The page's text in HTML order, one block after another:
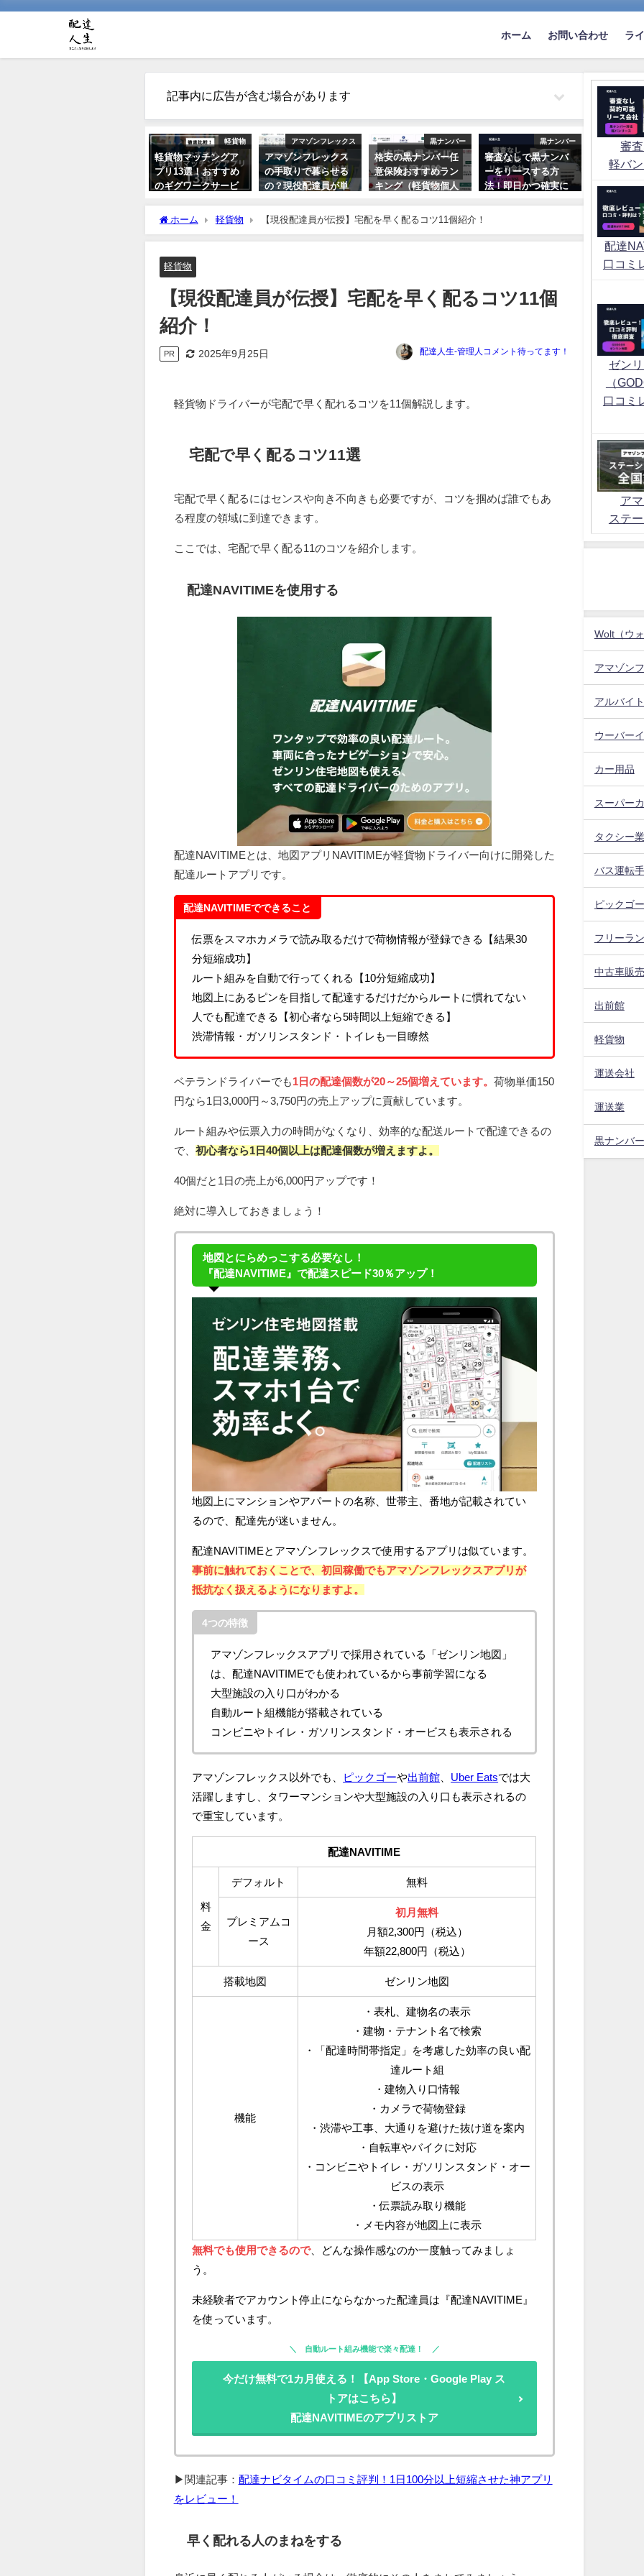
ホーム お問い合わせ ラ
記事内に広告が含む場合があります
軽貨物
軽貨物マッチングア
プリ13選！おすすめ
のギグワークサービ
2021年7月24日
アマゾンフレックス
アマゾンフレックス
の手取りで暮らせる
の？現役配達員が単
レーション解説
2021年10月22日
黒ナンバー
格安の黒ナンバー任
意保険おすすめラン
キング（軽貨物個人
2022年10月2日
黒ナンバー
審査なしで黒ナンバ
ーをリースする方
法！即日かつ確実に
2021年5月26日
ホーム 軽貨物 【現役配達員が伝授】宅配を早く配るコツ11個紹介！
軽貨物
【現役配達員が伝授】宅配を早く配るコツ11個
紹介！
PR 2025年9月25日 配達人生-管理人コメント待ってます！
軽貨物ドライバーが宅配で早く配れるコツを11個解説します。
宅配で早く配るコツ11選
宅配で早く配るにはセンスや向き不向きも必要ですが、コツを掴めば誰でもあ
る程度の領域に到達できます。
ここでは、宅配で早く配る11のコツを紹介します。
配達NAVITIMEを使用する
配達NAVITIMEとは、地図アプリNAVITIMEが軽貨物ドライバー向けに開発した
配達ルートアプリです。
配達NAVITIMEでできること
伝票をスマホカメラで読み取るだけで荷物情報が登録できる【結果30
分短縮成功】
ルート組みを自動で行ってくれる【10分短縮成功】
地図上にあるピンを目指して配達するだけだからルートに慣れてない
人でも配達できる【初心者なら5時間以上短縮できる】
渋滞情報・ガソリンスタンド・トイレも一目瞭然
ベテランドライバーでも 1日の配達個数が20～25個増えています。 荷物単価150
円なら1日3,000円～3,750円の売上アップに貢献しています。
ルート組みや伝票入力の時間がなくなり、効率的な配送ルートで配達できるの
で、 初心者なら1日40個以上は配達個数が増え ますよ。
40個だと1日の売上が6,000円アップです！
絶対に導入しておきましょう！
地図とにらめっこする必要なし！
『配達NAVITIME』で配達スピード30％アップ！
地図上にマンションやアパートの名称、世帯主、番地が記載されてい
るので、配達先が迷いません。
配達NAVITIMEとアマゾンフレックスで使用するアプリは似ています。
事前に触れておくことで、初回稼働でもアマゾンフレックスアプリが
抵抗なく扱えるようになりますよ。
4つの特徴
アマゾンフレックスアプリで採用されている「ゼンリン地図」
は、配達NAVITIMEでも使われているから事前学習になる
大型施設の入り口がわかる
自動ルート組機能が搭載されている
コンビニやトイレ・ガソリンスタンド・オービスも表示される
アマゾンフレックス以外でも、 ピックゴーや出前館 Uber Eatsでは大
活躍しますし、タワーマンションや大型施設の入り口も表示されるの
で重宝しています。
配達NAVITIME
料
金
デフォルト 無料
プレミアムコ
ース
初月無料
月額2,300円（税込）
年額22,800円（税込）
搭載地図 ゼンリン地図
機能
・表札、建物名の表示
・建物・テナント名で検索
・「配達時間帯指定」を考慮した効率の良い配
達ルート組
・建物入り口情報
・カメラで荷物登録
・渋滞や工事、大通りを避けた抜け道を案内
・自転車やバイクに対応
・コンビニやトイレ・ガソリンスタンド・オー
ビスの表示
・伝票読み取り機能
・メモ内容が地図上に表示
無料でも使用できるので、どんな操作感なのか一度触ってみましょ
う。
未経験者でアカウント停止にならなかった配達員は『配達NAVITIME』
を使っています。
自動ルート組み機能で楽々配達！
今だけ無料で1カ月使える！【App Store・Google Play ス
トアはこちら】
配達NAVITIMEのアプリストア
▶関連記事： 配達ナビタイムの口コミ評判！1日100分以上短縮させた神アプリ
をレビュー！
早く配れる人のまねをする
審
軽バ
配達
口コミ
ゼン
（
口コミ
ア
ステ
Wolt（ウ
アマゾン
アルバイト
ウーバー
カー用品
スーパー
タクシー
バス運転手
ピックゴー
フリーラ
中古車販
出前館
軽貨物
運送会社
運送業
黒ナンバー